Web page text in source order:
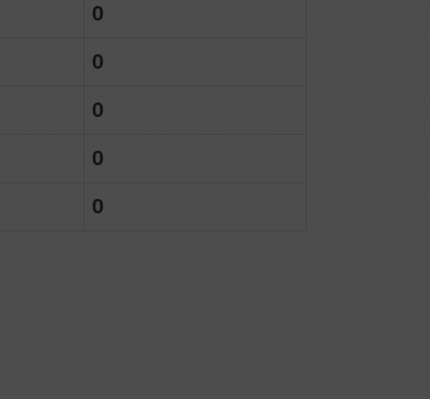
0
0
0
0
0